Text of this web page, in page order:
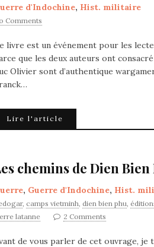
d'Indochine, Hist. militaire
Comments
livre est un événement pour les
que les deux auteurs ont
Olivier sont d’authentique
Lire l'article
chemins de Dien
, Guerre d'Indochine, Hist.
, camps vietminh, dien bien phu,
latanne
2 Comments
de vous parler de cet ouvrage, je